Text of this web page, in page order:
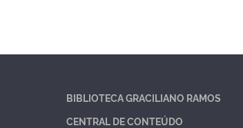
BIBLIOTECA GRACILIANO RAMOS
CENTRAL DE CONTEÚDO